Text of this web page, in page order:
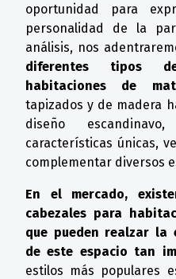
oportunidad para
personalidad de la
análisis, nos
diferentes tipos
habitaciones de
tapizados y de madera
diseño
características únicas,
complementar diversos
En el mercado,
cabezales para
que pueden realzar la
de este espacio tan
estilos más populares